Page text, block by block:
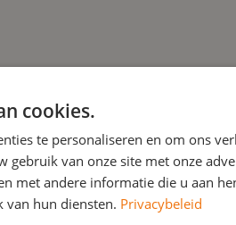
cookies.
te personaliseren en om ons
gebruik van onze site met onze
met andere informatie die u aan
van hun diensten. Privacybeleid